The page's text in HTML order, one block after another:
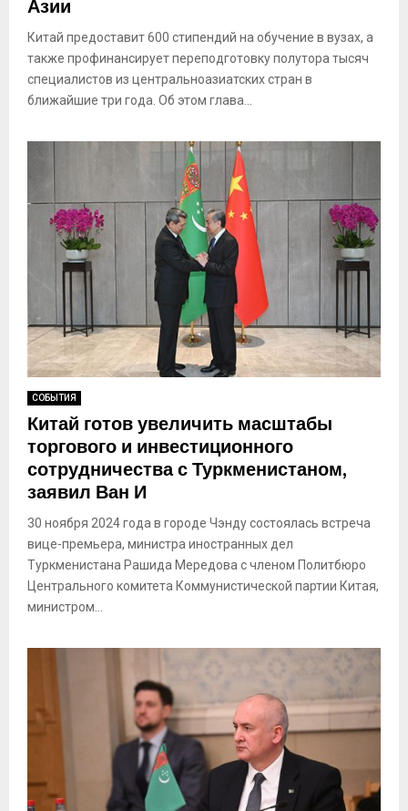
Азии
Китай предоставит 600 стипендий на обучение в вузах, а
также профинансирует переподготовку полутора тысяч
специалистов из центральноазиатских стран в
ближайшие три года. Об этом глава...
СОБЫТИЯ
Китай готов увеличить масштабы
торгового и инвестиционного
сотрудничества с Туркменистаном,
заявил Ван И
30 ноября 2024 года в городе Чэнду состоялась встреча
вице-премьера, министра иностранных дел
Туркменистана Рашида Мередова с членом Политбюро
Центрального комитета Коммунистической партии Китая,
министром...